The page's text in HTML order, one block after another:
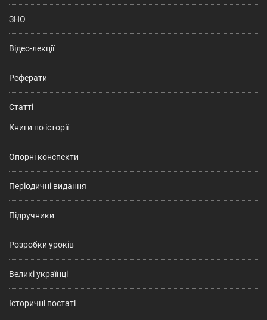
ЗНО
Відео-лекції
Реферати
Статті
Книги по історії
Опорні конспекти
Періодичні видання
Підручники
Розробки уроків
Великі українці
Історичні постаті